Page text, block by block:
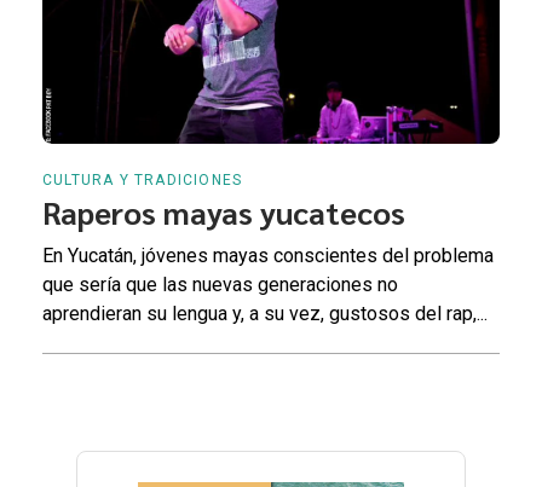
CULTURA Y TRADICIONES
Raperos mayas yucatecos
En Yucatán, jóvenes mayas conscientes del problema
que sería que las nuevas generaciones no
aprendieran su lengua y, a su vez, gustosos del rap,...